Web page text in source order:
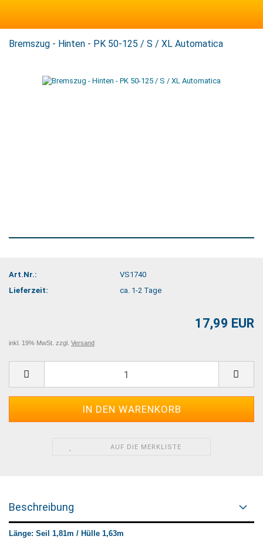
Bremszug - Hinten - PK 50-125 / S / XL Automatica
Art.Nr.:
VS1740
Lieferzeit:
ca. 1-2 Tage
17,99 EUR
inkl. 19% MwSt. zzgl. Versand
AUF DIE MERKLISTE
Beschreibung
Länge: Seil 1,81m / Hülle 1,63m